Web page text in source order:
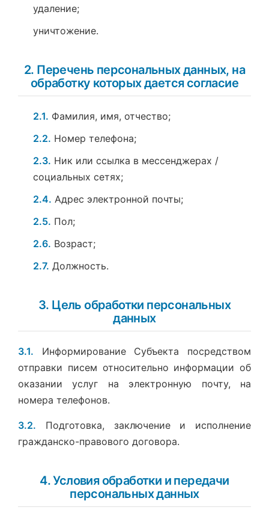
удаление;
уничтожение.
2. Перечень персональных данных, на
обработку которых дается согласие
2.1. Фамилия, имя, отчество;
2.2. Номер телефона;
2.3. Ник или ссылка в мессенджерах /
социальных сетях;
2.4. Адрес электронной почты;
2.5. Пол;
2.6. Возраст;
2.7. Должность.
3. Цель обработки персональных
данных
3.1. Информирование Субъекта посредством
отправки писем относительно информации об
оказании услуг на электронную почту, на
номера телефонов.
3.2. Подготовка, заключение и исполнение
гражданско-правового договора.
4. Условия обработки и передачи
персональных данных